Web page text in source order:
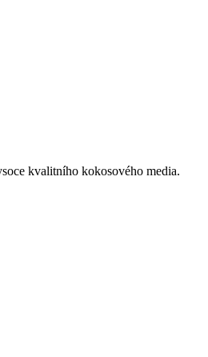
kvalitního kokosového media.